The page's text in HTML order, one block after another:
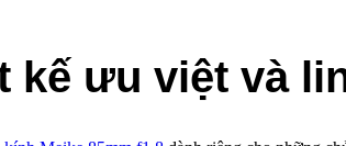
kế ưu việt và